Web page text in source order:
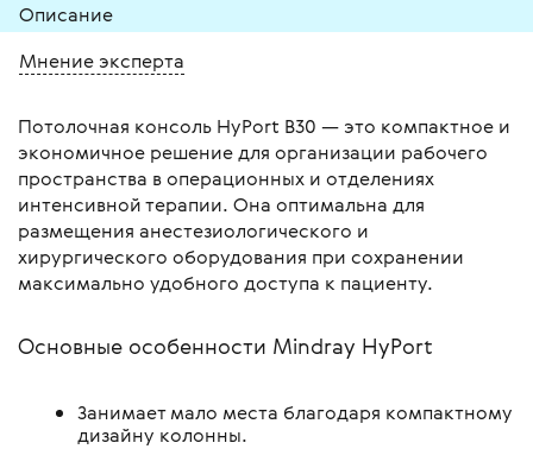
Описание
Мнение эксперта
Потолочная консоль HyPort B30 — это компактное и
экономичное решение для организации рабочего
пространства в операционных и отделениях
интенсивной терапии. Она оптимальна для
размещения анестезиологического и
хирургического оборудования при сохранении
максимально удобного доступа к пациенту.
Основные особенности Mindray HyPort
Занимает мало места благодаря компактному
дизайну колонны.